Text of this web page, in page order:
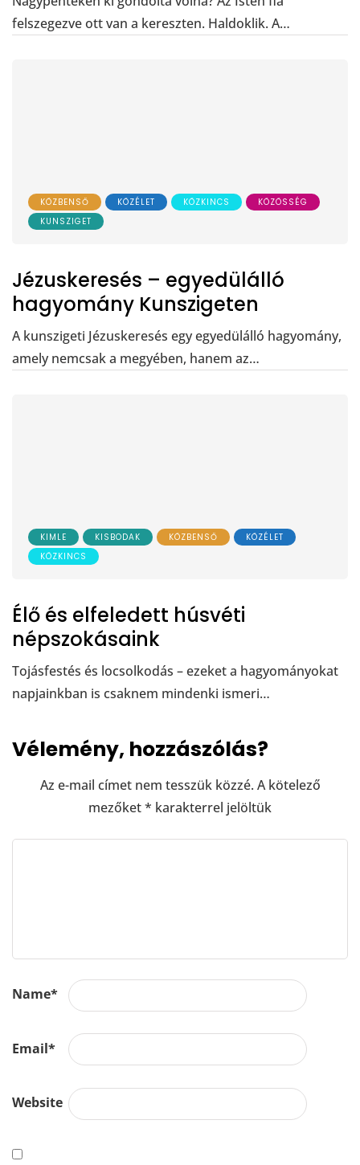
felszegezve ott van a kereszten. Haldoklik. A…
KÖZBENSŐ KÖZÉLET KÖZKINCS
KÖZÖSSÉG
KUNSZIGET
Jézuskeresés – egyedülálló
hagyomány Kunszigeten
A kunszigeti Jézuskeresés egy egyedülálló hagyomány,
amely nemcsak a megyében, hanem az…
KIMLE KISBODAK KÖZBENSŐ
KÖZÉLET
KÖZKINCS
Élő és elfeledett húsvéti
népszokásaink
Tojásfestés és locsolkodás – ezeket a hagyományokat
napjainkban is csaknem mindenki ismeri…
Vélemény, hozzászólás?
Az e-mail címet nem tesszük közzé. A kötelező
mezőket* karakterrel jelöltük
Name*
Email*
Website